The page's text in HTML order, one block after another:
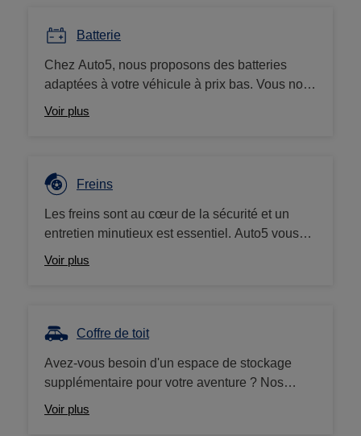
Batterie
Chez Auto5, nous proposons des batteries
adaptées à votre véhicule à prix bas. Vous nous
rapportez votre ancienne batterie ? Nous vous
Voir plus
Freins
Les freins sont au cœur de la sécurité et un
entretien minutieux est essentiel. Auto5 vous
propose une large gamme de plaquettes et
prix compétitifs.
Voir plus
Coffre de toit
Avez-vous besoin d'un espace de stockage
supplémentaire pour votre aventure ? Nos
coffres de toit (ou d'attelage) sont la solution
Voir plus